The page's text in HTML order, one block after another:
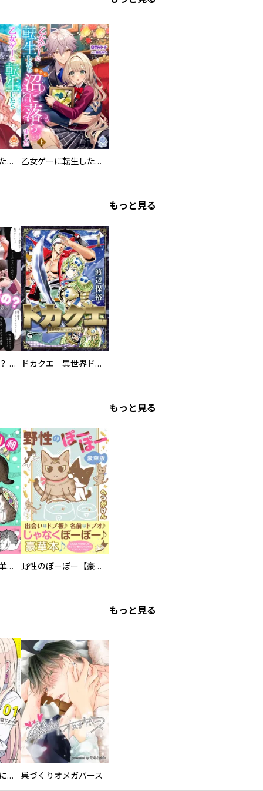
乙女ゲーに転生したら意外な沼に落ちました 乙女ゲーに転生したら意外な沼に落ちました
もっと見る
え、ここでするの？ アイドルのファンが知らない日常 ドカクエ 異世界ドカコッククエスト
もっと見る
まろまろ日和【豪華版】 野性のぽーぽー【豪華版】
もっと見る
委員長ですが不良になるほど恋してます！ 巣づくりオメガバース